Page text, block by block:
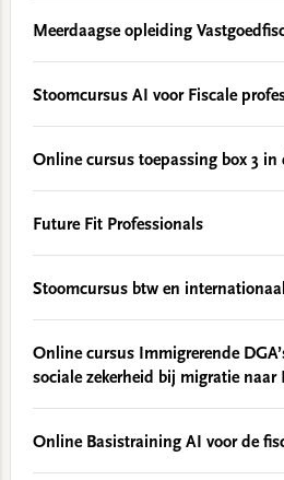
Meerdaagse opleiding
Stoomcursus AI voor Fiscale
Online cursus toepassing box 3 in
Future Fit Professionals
Stoomcursus btw en
Online cursus Immigrerende
sociale zekerheid bij migratie naar
Online Basistraining AI voor de